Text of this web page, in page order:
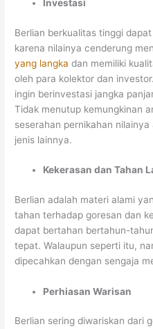
Investasi
Berlian berkualitas tinggi
karena nilainya cenderung
yang langka dan memiliki
oleh para kolektor dan
ingin berinvestasi jangka
Tidak menutup kemungkinan
seserahan pernikahan
jenis lainnya.
Kekerasan dan Tahan
Berlian adalah materi alami
tahan terhadap goresan dan
dapat bertahan bertahun-
tepat. Walaupun seperti itu,
dipecahkan dengan sengaja
Perhiasan Warisan
Berlian sering diwariskan dari